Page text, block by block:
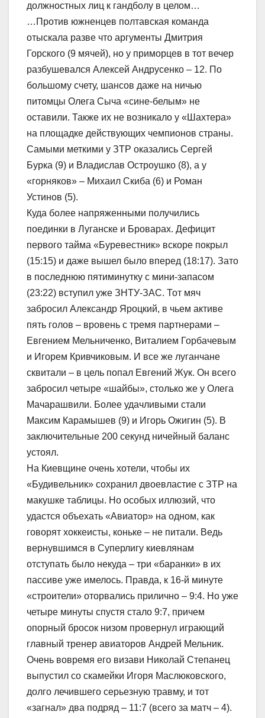
должностных лиц к гандболу в целом…
…Против южненцев полтавская команда
отыскала разве что аргументы Дмитрия
Горского (9 мячей), но у приморцев в тот вечер
разбушевался Алексей Андрусенко – 12. По
большому счету, шансов даже на ничью
питомцы Олега Сыча «сине-белым» не
оставили. Также их не возникало у «Шахтера»
на площадке действующих чемпионов страны.
Самыми меткими у ЗТР оказались Сергей
Бурка (9) и Владислав Остроушко (8), а у
«горняков» – Михаил Скиба (6) и Роман
Устинов (5).
Куда более напряженными получились
поединки в Луганске и Броварах. Дефицит
первого тайма «Буревестник» вскоре покрыл
(15:15) и даже вышел было вперед (18:17). Зато
в последнюю пятиминутку с мини-запасом
(23:22) вступил уже ЗНТУ-ЗАС. Тот мяч
забросил Александр Яроцкий, в чьем активе
пять голов – вровень с тремя партнерами –
Евгением Мельниченко, Виталием Горбачевым
и Игорем Кривчиковым. И все же луганчане
сквитали – в цель попал Евгений Жук. Он всего
забросил четыре «шайбы», столько же у Олега
Мачарашвили. Более удачливыми стали
Максим Карамышев (9) и Игорь Ожигин (5). В
заключительные 200 секунд ничейный баланс
устоял.
На Киевщине очень хотели, чтобы их
«Будивельник» сохранил двоевластие с ЗТР на
макушке таблицы. Но особых иллюзий, что
удастся объехать «Авиатор» на одном, как
говорят хоккеисты, коньке – не питали. Ведь
вернувшимся в Суперлигу киевлянам
отступать было некуда – три «баранки» в их
пассиве уже имелось. Правда, к 16-й минуте
«строители» оторвались прилично – 9:4. Но уже
четыре минуты спустя стало 9:7, причем
опорный бросок низом провернул играющий
главный тренер авиаторов Андрей Мельник.
Очень вовремя его визави Николай Степанец
выпустил со скамейки Игоря Маслюковского,
долго лечившего серьезную травму, и тот
«загнал» два подряд – 11:7 (всего за матч – 4).